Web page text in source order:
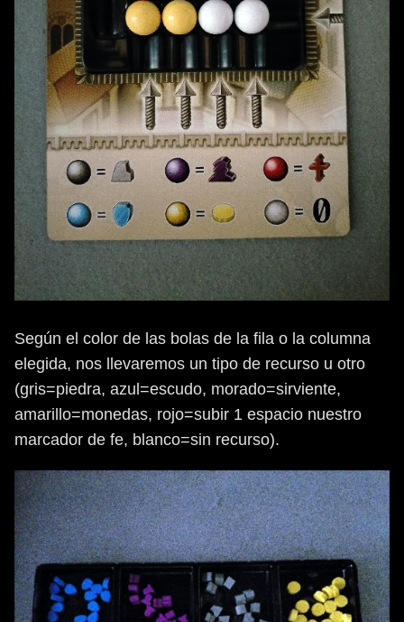
Según el color de las bolas de la fila o la columna
elegida, nos llevaremos un tipo de recurso u otro
(gris=piedra, azul=escudo, morado=sirviente,
amarillo=monedas, rojo=subir 1 espacio nuestro
marcador de fe, blanco=sin recurso).